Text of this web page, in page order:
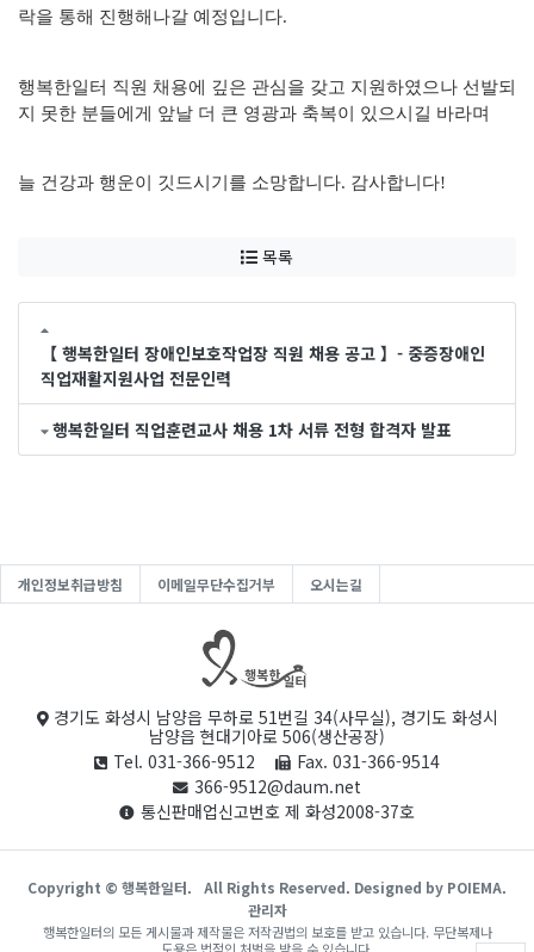
락을 통해 진행해나갈 예정입니다.
행복한일터 직원 채용에 깊은 관심을 갖고 지원하였으나 선발되
지 못한 분들에게 앞날 더 큰 영광과 축복이 있으시길 바라며
늘 건강과 행운이 깃드시기를 소망합니다. 감사합니다!
목록
【 행복한일터 장애인보호작업장 직원 채용 공고 】- 중증장애인
직업재활지원사업 전문인력
행복한일터 직업훈련교사 채용 1차 서류 전형 합격자 발표
개인정보취급방침 이메일무단수집거부 오시는길
경기도 화성시 남양읍 무하로 51번길 34(사무실), 경기도 화성시
남양읍 현대기아로 506(생산공장)
Tel. 031-366-9512
Fax. 031-366-9514
366-9512@daum.net
통신판매업신고번호 제 화성2008-37호
Copyright © 행복한일터.
All Rights Reserved. Designed by POIEMA.
관리자
행복한일터의 모든 게시물과 제작물은 저작권법의 보호를 받고 있습니다. 무단복제나